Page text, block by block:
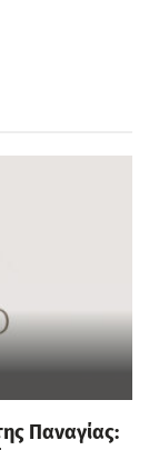
Παναγίας: